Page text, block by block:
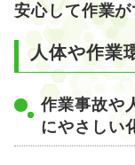
安心して作業
人体や作業
作業事故や
にやさしい